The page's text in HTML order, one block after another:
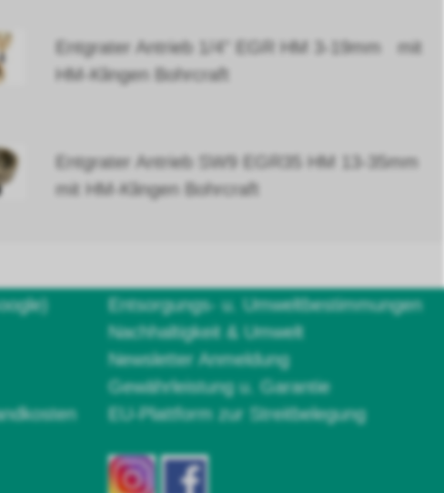
Entgrater Antrieb 1/4" EGR HM 3-19mm mit
HM-Klingen Bohrcraft
Entgrater Antrieb SW9 EGR35 HM 13-35mm
mit HM-Klingen Bohrcraft
Entsorgungs- u. Umweltbestimmungen
Nachhaltigkeit & Umwelt
Newsletter Anmeldung
Gewährleistung u. Garantie
EU-Plattform zur Streitbelegung